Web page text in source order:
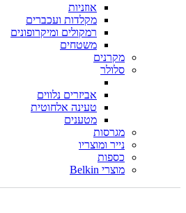
אוזניות
מקלדות ועכברים
רמקולים ומיקרופונים
משטחים
מקרנים
סלולר
אביזרים נלווים
טעינה אלחוטית
מטענים
מגרסות
נייר ומוצריו
כספות
מוצרי Belkin